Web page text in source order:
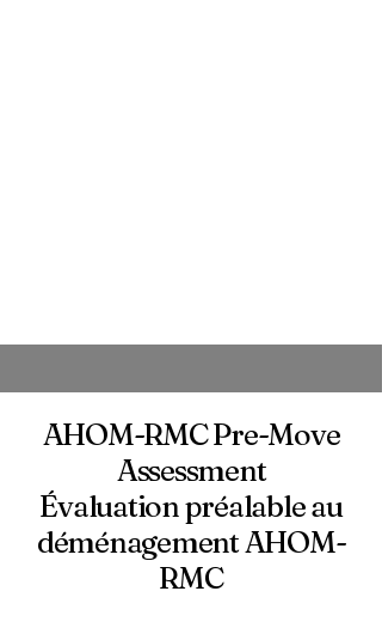
AHOM-RMC Pre-Move
Assessment
Évaluation préalable au
déménagement AHOM-
RMC